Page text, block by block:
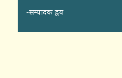
-सम्पादक द्वय